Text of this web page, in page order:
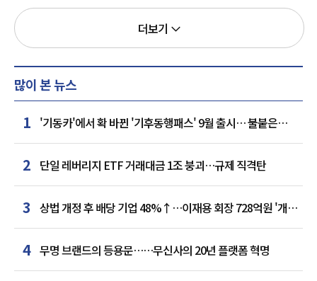
더보기
많이 본 뉴스
1 '기동카'에서 확 바뀐 '기후동행패스' 9월 출시… 불붙은
카드사 경쟁
2 단일 레버리지 ETF 거래대금 1조 붕괴…규제 직격탄
3
상법 개정 후 배당 기업 48%↑…이재용 회장 728억원 '개인
최다'
4 무명 브랜드의 등용문……무신사의 20년 플랫폼 혁명